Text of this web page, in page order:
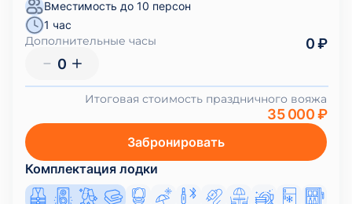
Вместимость до 10 персон
1 час
Дополнительные часы
0
0 ₽
Итоговая стоимость праздничного вояжа
35 000 ₽
Забронировать
Комплектация лодки